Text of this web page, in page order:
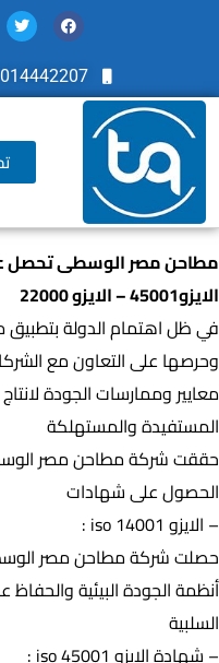
الايزو45001 – الايزو 22000
في ظل اهتمام الدولة
وحرصها على التعاون مع
معايير وممارسات الجودة
المستفيدة والمستهلكة
حققت شركة مطاحن مصر
الحصول على شهادات
– الايزو 14001 iso :
أنظمة الجودة البيئية والحفاظ
السلبية
– شهادة الايزو 45001 iso :